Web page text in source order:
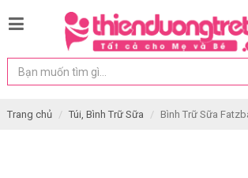
Trang chủ Túi, Bình Trữ Sữa Bình Trữ Sữa